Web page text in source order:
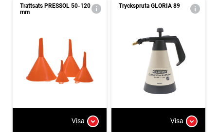
Trattsats PRESSOL 50-120
mm
Visa
Tryckspruta GLORIA 89
Visa